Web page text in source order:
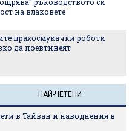
на влаковете
прахосмукачки роботи
да поевтинеят
НАЙ-ЧЕТЕНИ
в Тайван и наводнения в